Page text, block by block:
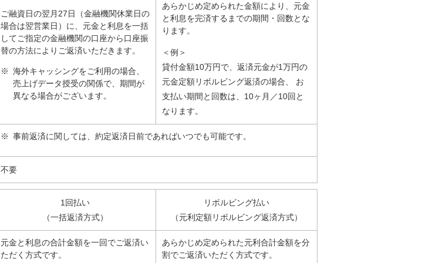
ご融資日の翌月27日（金融機関休業日の
場合は翌営業日）に、元金と利息を一括
してご指定の金融機関の口座から口座振
替の方法によりご返済いただきます。
※ 海外キャッシングをご利用の場合、
売上げデータ授受の関係で、期間が
異なる場合がございます。
あらかじめ定められた金額により、元金
と利息を完済するまでの期間・回数とな
ります。
＜例＞
貸付金額10万円で、返済元金が1万円の
元金定額リボルビング返済の場合、 お
支払い期間と回数は、10ヶ月／10回と
なります。
※ 事前返済に関しては、約定返済日前であればいつでも可能です。
不要
1回払い
（一括返済方式）
リボルビング払い
（元利定額リボルビング返済方式）
元金と利息の合計金額を一回でご返済い
ただく方式です。
あらかじめ定められた元利合計金額を分
割でご返済いただく方式です。